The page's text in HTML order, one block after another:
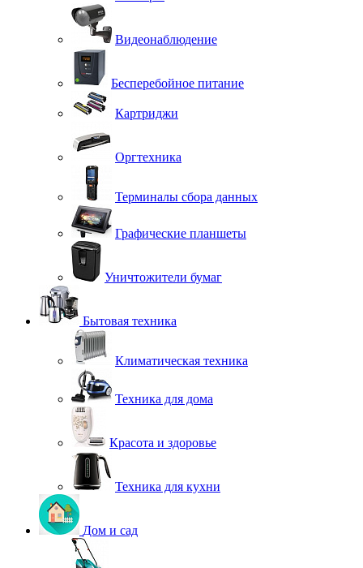
Видеонаблюдение
Бесперебойное питание
Картриджи
Оргтехника
Терминалы сбора данных
Графические планшеты
Уничтожители бумаг
Бытовая техника
Климатическая техника
Техника для дома
Красота и здоровье
Техника для кухни
Дом и сад